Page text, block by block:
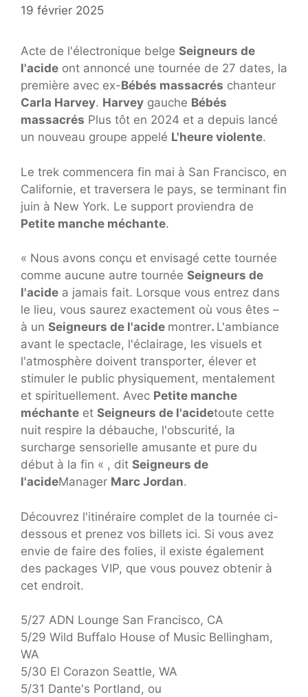
19 février 2025
Acte de l'électronique belge Seigneurs de
l'acide ont annoncé une tournée de 27 dates, la
première avec ex-Bébés massacrés chanteur
Carla Harvey. Harvey gauche Bébés
massacrés Plus tôt en 2024 et a depuis lancé
un nouveau groupe appelé L'heure violente.
Le trek commencera fin mai à San Francisco, en
Californie, et traversera le pays, se terminant fin
juin à New York. Le support proviendra de
Petite manche méchante.
« Nous avons conçu et envisagé cette tournée
comme aucune autre tournée Seigneurs de
l'acide a jamais fait. Lorsque vous entrez dans
le lieu, vous saurez exactement où vous êtes –
à un Seigneurs de l'acide montrer. L'ambiance
avant le spectacle, l'éclairage, les visuels et
l'atmosphère doivent transporter, élever et
stimuler le public physiquement, mentalement
et spirituellement. Avec Petite manche
méchante et Seigneurs de l'acidetoute cette
nuit respire la débauche, l'obscurité, la
surcharge sensorielle amusante et pure du
début à la fin « , dit Seigneurs de
l'acideManager Marc Jordan.
Découvrez l'itinéraire complet de la tournée ci-
dessous et prenez vos billets ici. Si vous avez
envie de faire des folies, il existe également
des packages VIP, que vous pouvez obtenir à
cet endroit.
5/27 ADN Lounge San Francisco, CA
5/29 Wild Buffalo House of Music Bellingham,
WA
5/30 El Corazon Seattle, WA
5/31 Dante's Portland, ou